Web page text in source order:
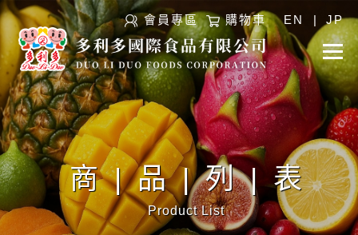
會員專區 購物車 EN JP
商|品|列|表
Product List